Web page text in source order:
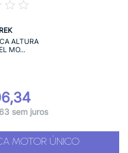
ALTURA
MO...
sem juros